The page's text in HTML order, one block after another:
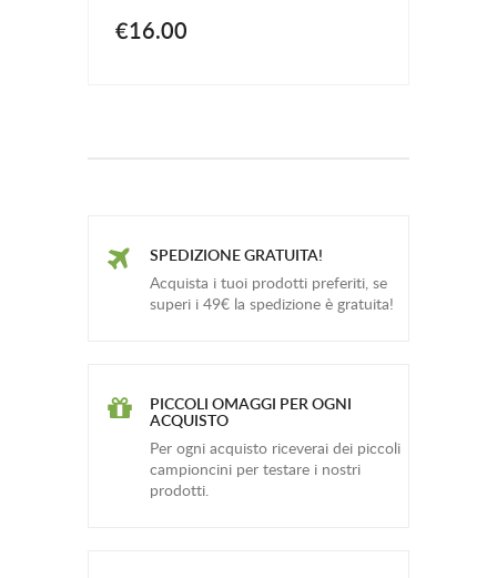
€16.00
SPEDIZIONE GRATUITA!
Acquista i tuoi prodotti preferiti, se
superi i 49€ la spedizione è gratuita!
PICCOLI OMAGGI PER OGNI
ACQUISTO
Per ogni acquisto riceverai dei piccoli
campioncini per testare i nostri
prodotti.